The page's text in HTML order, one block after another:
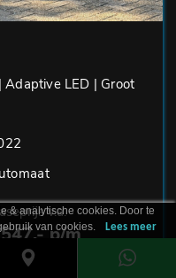
LED | Groot
v.a.
p/m
& analytische cookies. Door te
van cookies.
Lees meer